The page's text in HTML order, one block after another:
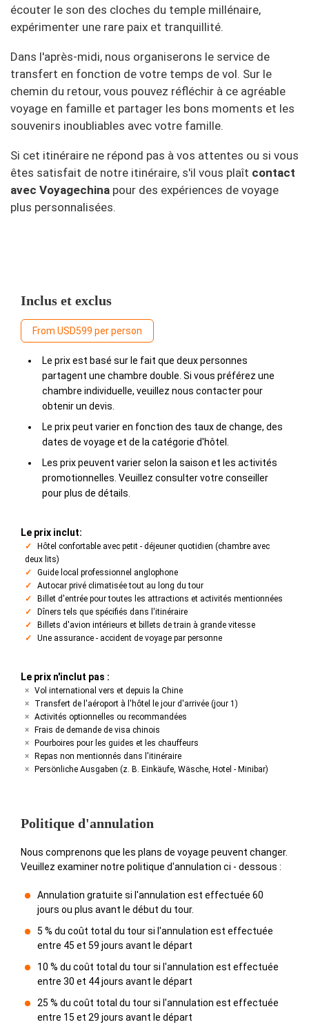
écouter le son des cloches du temple millénaire,
expérimenter une rare paix et tranquillité.
Dans l'après-midi, nous organiserons le service de
transfert en fonction de votre temps de vol. Sur le
chemin du retour, vous pouvez réfléchir à ce agréable
voyage en famille et partager les bons moments et les
souvenirs inoubliables avec votre famille.
Si cet itinéraire ne répond pas à vos attentes ou si vous
êtes satisfait de notre itinéraire, s'il vous plaît contact
avec Voyagechina pour des expériences de voyage
plus personnalisées.
Inclus et exclus
From USD599 per person
Le prix est basé sur le fait que deux personnes
partagent une chambre double. Si vous préférez une
chambre individuelle, veuillez nous contacter pour
obtenir un devis.
Le prix peut varier en fonction des taux de change, des
dates de voyage et de la catégorie d'hôtel.
Les prix peuvent varier selon la saison et les activités
promotionnelles. Veuillez consulter votre conseiller
pour plus de détails.
Le prix inclut:
Hôtel confortable avec petit - déjeuner quotidien (chambre avec
deux lits)
Guide local professionnel anglophone
Autocar privé climatisée tout au long du tour
Billet d'entrée pour toutes les attractions et activités mentionnées
Dîners tels que spécifiés dans l'itinéraire
Billets d'avion intérieurs et billets de train à grande vitesse
Une assurance - accident de voyage par personne
Le prix n'inclut pas :
Vol international vers et depuis la Chine
Transfert de l'aéroport à l'hôtel le jour d'arrivée (jour 1)
Activités optionnelles ou recommandées
Frais de demande de visa chinois
Pourboires pour les guides et les chauffeurs
Repas non mentionnés dans l'itinéraire
Persönliche Ausgaben (z. B. Einkäufe, Wäsche, Hotel - Minibar)
Politique d'annulation
Nous comprenons que les plans de voyage peuvent changer.
Veuillez examiner notre politique d'annulation ci - dessous :
Annulation gratuite si l'annulation est effectuée 60
jours ou plus avant le début du tour.
5 % du coût total du tour si l'annulation est effectuée
entre 45 et 59 jours avant le départ
10 % du coût total du tour si l'annulation est effectuée
entre 30 et 44 jours avant le départ
25 % du coût total du tour si l'annulation est effectuée
entre 15 et 29 jours avant le départ